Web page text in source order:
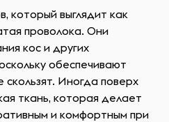
который выглядит как
проволока. Они
кос и других
обеспечивают
Иногда поверх
ткань, которая делает
и комфортным при